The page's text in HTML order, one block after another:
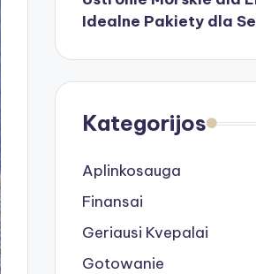
Idealne Pakiety dla
Kategorijos
Aplinkosauga
Finansai
Geriausi Kvepalai
Gotowanie